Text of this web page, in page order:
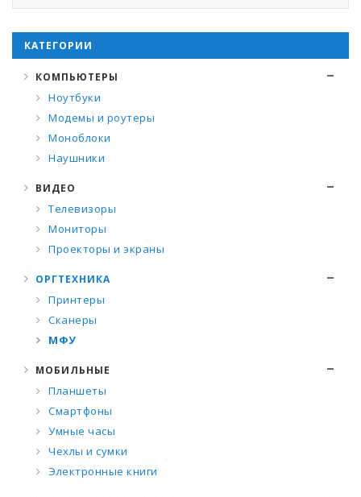
КАТЕГОРИИ
КОМПЬЮТЕРЫ
Ноутбуки
Модемы и роутеры
Моноблоки
Наушники
ВИДЕО
Телевизоры
Мониторы
Проекторы и экраны
ОРГТЕХНИКА
Принтеры
Сканеры
МФУ
МОБИЛЬНЫЕ
Планшеты
Смартфоны
Умные часы
Чехлы и сумки
Электронные книги